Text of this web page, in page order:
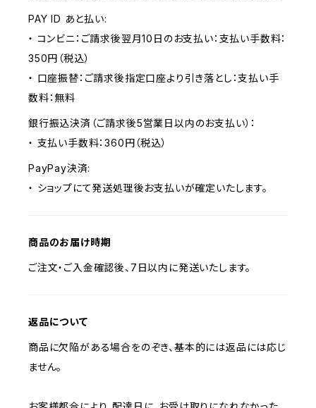
PAY ID あと払い:
・ コンビニ：ご請求後翌月10日のお支払い：支払い手数料：
350円（税込）
・ 口座振替：ご請求後指定口座より引き落とし：支払い手
数料：無料
銀行振込決済（ご請求後5営業日以内のお支払い）：
・ 支払い手数料：360円（税込）
PayPay決済:
・ ショップにて発送処理後お支払いが確定いたします。
商品のお届け時期
ご注文・ご入金確認後、7日以内に発送いたします。
返品について
商品に欠陥がある場合をのぞき、基本的には返品には応じ
ません。